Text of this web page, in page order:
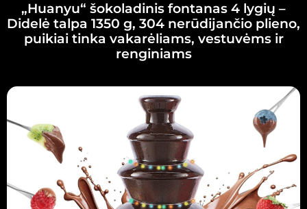
„Huanyu“ šokoladinis fontanas 4 lygių –
Didelė talpa 1350 g, 304 nerūdijančio plieno,
puikiai tinka vakarėliams, vestuvėms ir
renginiams